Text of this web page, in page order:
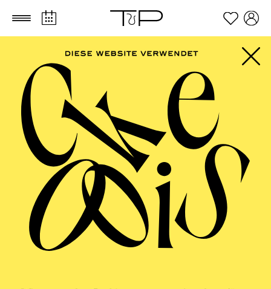
Zum Hauptinhalt springen Zum Footer springen
AALTO BALLETT
Der Nussknacker